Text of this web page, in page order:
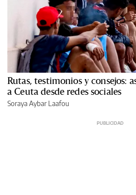
Rutas, testimonios y consejos:
a Ceuta desde redes sociales
Soraya Aybar Laafou